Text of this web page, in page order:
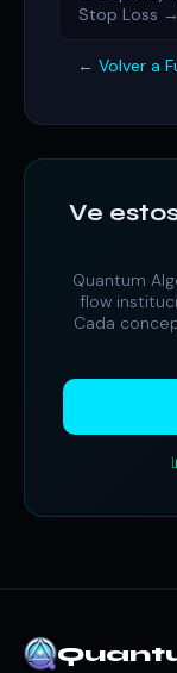
Stop Loss →
← Volver a
Ve
Quantum
flow
Cada